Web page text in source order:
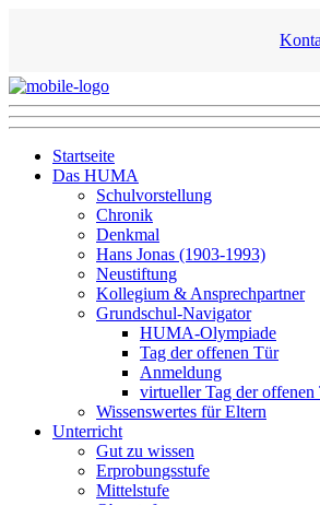
Startseite
Das HUMA
Schulvorstellung
Chronik
Denkmal
Hans Jonas (1903-1993)
Neustiftung
Kollegium & Ansprechpartner
Grundschul-Navigator
HUMA-Olympiade
Tag der offenen Tür
Anmeldung
virtueller Tag der offenen
Wissenswertes für Eltern
Unterricht
Gut zu wissen
Erprobungsstufe
Mittelstufe